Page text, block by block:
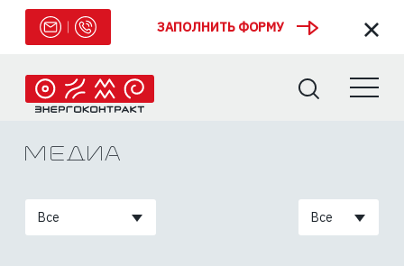
Медиа
Все Все
ЗАПОЛНИТЬ ФОРМУ